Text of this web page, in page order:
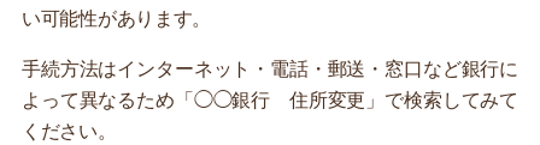
い可能性があります。
手続方法はインターネット・電話・郵送・窓口など銀行に
よって異なるため「◯◯銀行 住所変更」で検索してみて
ください。